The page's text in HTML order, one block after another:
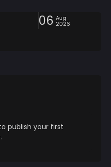
06 Aug
2026
publish your first
.